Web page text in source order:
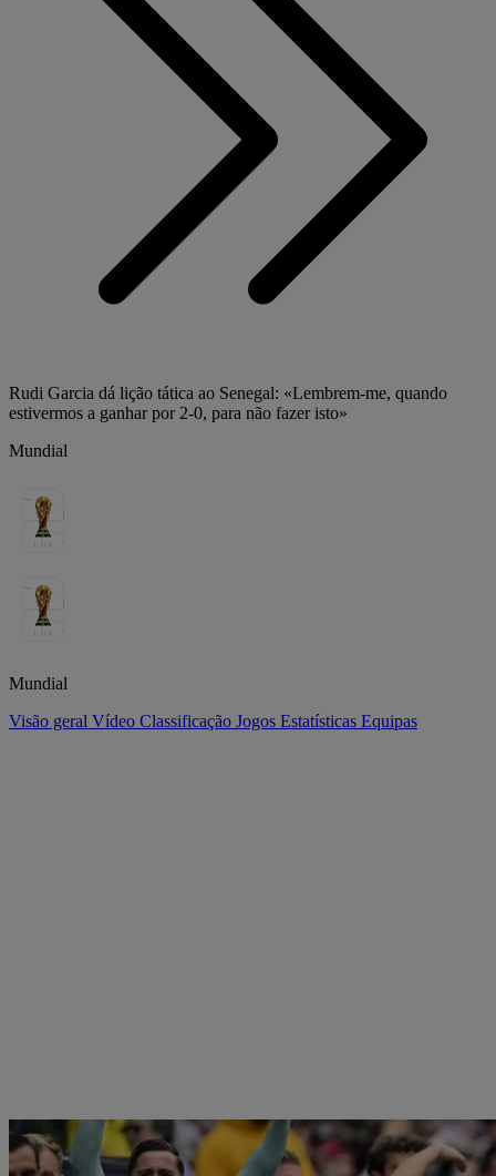
Rudi Garcia dá lição tática ao Senegal: «Lembrem-me, quando
estivermos a ganhar por 2-0, para não fazer isto»
Mundial
Mundial
Visão geral Vídeo Classificação Jogos Estatísticas Equipas